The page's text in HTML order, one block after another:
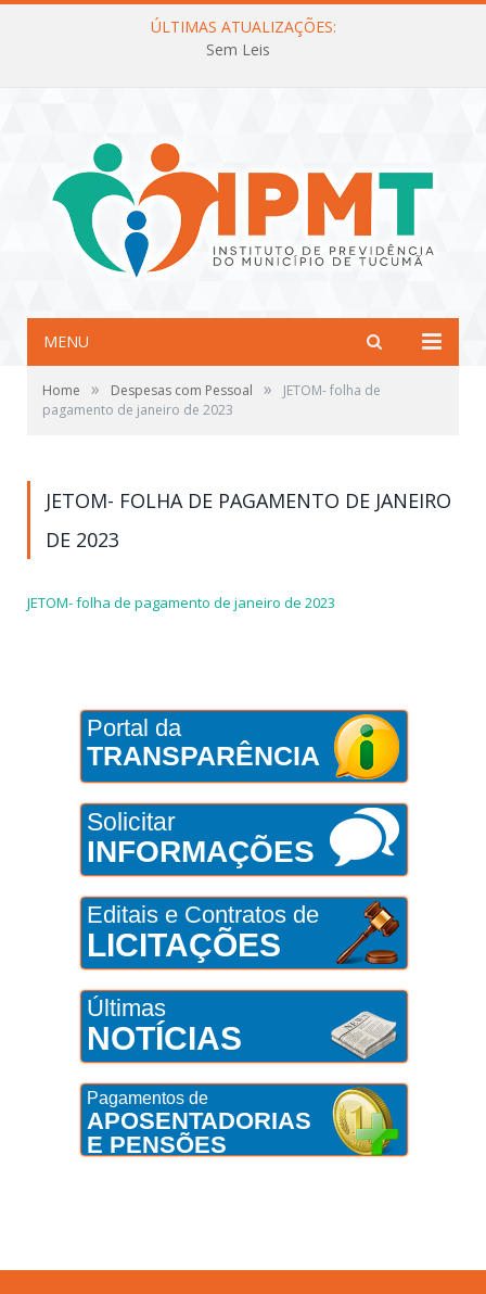
ÚLTIMAS ATUALIZAÇÕES:
Sem Leis
MENU
Home » Despesas com Pessoal »
JETOM- folha de
pagamento de janeiro de 2023
JETOM- FOLHA DE PAGAMENTO DE JANEIRO
DE 2023
JETOM- folha de pagamento de janeiro de 2023
Portal da
TRANSPARÊNCIA
Solicitar
INFORMAÇÕES
Editais e Contratos de
LICITAÇÕES
Últimas
NOTÍCIAS
Pagamentos de
APOSENTADORIAS
E PENSÕES